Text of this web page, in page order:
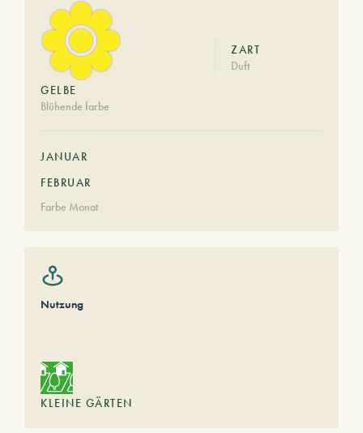
GELBE
Blühende farbe
ZART
Duft
JANUAR
FEBRUAR
Farbe Monat
Nutzung
KLEINE GÄRTEN